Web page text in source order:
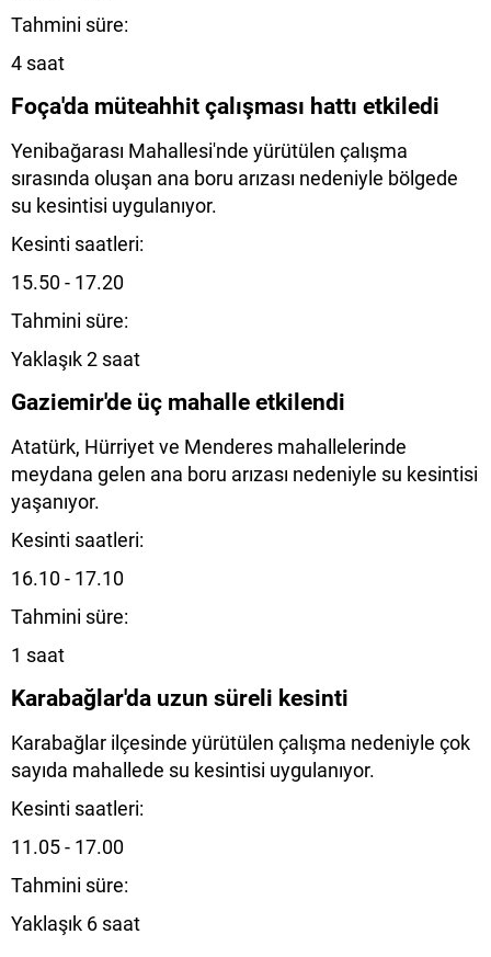
Tahmini süre:
4 saat
Foça'da müteahhit çalışması hattı etkiledi
Yenibağarası Mahallesi'nde yürütülen çalışma
sırasında oluşan ana boru arızası nedeniyle bölgede
su kesintisi uygulanıyor.
Kesinti saatleri:
15.50 - 17.20
Tahmini süre:
Yaklaşık 2 saat
Gaziemir'de üç mahalle etkilendi
Atatürk, Hürriyet ve Menderes mahallelerinde
meydana gelen ana boru arızası nedeniyle su kesintisi
yaşanıyor.
Kesinti saatleri:
16.10 - 17.10
Tahmini süre:
1 saat
Karabağlar'da uzun süreli kesinti
Karabağlar ilçesinde yürütülen çalışma nedeniyle çok
sayıda mahallede su kesintisi uygulanıyor.
Kesinti saatleri:
11.05 - 17.00
Tahmini süre:
Yaklaşık 6 saat